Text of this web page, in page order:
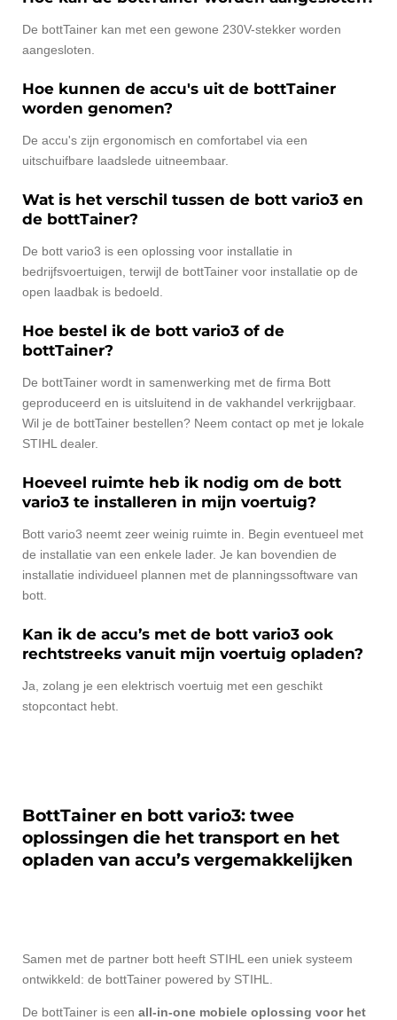
De bottTainer kan met een gewone 230V-stekker worden
aangesloten.
Hoe kunnen de accu's uit de bottTainer
worden genomen?
De accu's zijn ergonomisch en comfortabel via een
uitschuifbare laadslede uitneembaar.
Wat is het verschil tussen de bott vario3 en
de bottTainer?
De bott vario3 is een oplossing voor installatie in
bedrijfsvoertuigen, terwijl de bottTainer voor installatie op de
open laadbak is bedoeld.
Hoe bestel ik de bott vario3 of de
bottTainer?
De bottTainer wordt in samenwerking met de firma Bott
geproduceerd en is uitsluitend in de vakhandel verkrijgbaar.
Wil je de bottTainer bestellen? Neem contact op met je lokale
STIHL dealer.
Hoeveel ruimte heb ik nodig om de bott
vario3 te installeren in mijn voertuig?
Bott vario3 neemt zeer weinig ruimte in. Begin eventueel met
de installatie van een enkele lader. Je kan bovendien de
installatie individueel plannen met de planningssoftware van
bott.
Kan ik de accu’s met de bott vario3 ook
rechtstreeks vanuit mijn voertuig opladen?
Ja, zolang je een elektrisch voertuig met een geschikt
stopcontact hebt.
BottTainer en bott vario3: twee
oplossingen die het transport en het
opladen van accu’s vergemakkelijken
Samen met de partner bott heeft STIHL een uniek systeem
ontwikkeld: de bottTainer powered by STIHL.
De bottTainer is een all-in-one mobiele oplossing voor het